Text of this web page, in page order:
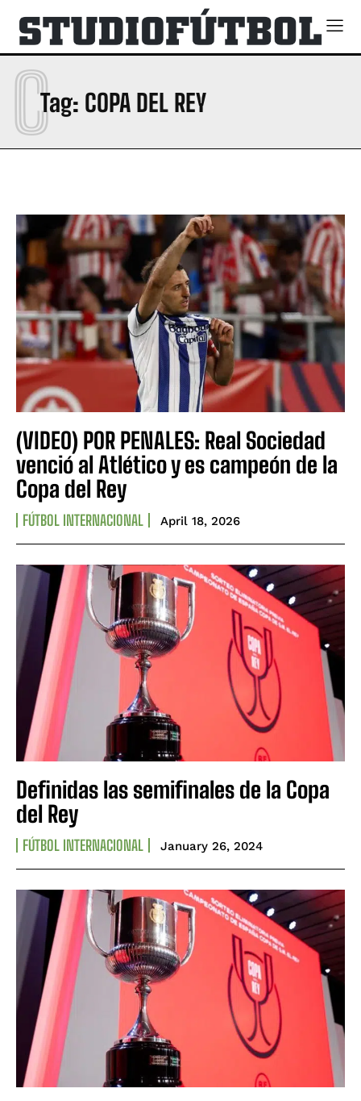
Tag: COPA DEL REY
C
(VIDEO) POR PENALES: Real Sociedad
venció al Atlético y es campeón de la
Copa del Rey
FÚTBOL INTERNACIONAL April 18, 2026
Definidas las semifinales de la Copa
del Rey
FÚTBOL INTERNACIONAL January 26, 2024